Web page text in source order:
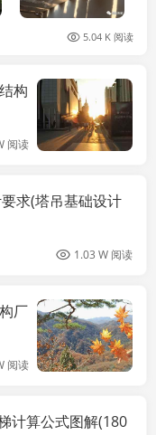
5.04 K 阅读
构
阅读
求(塔吊基础设计
1.03 W 阅读
厂
阅读
计算公式图解(180